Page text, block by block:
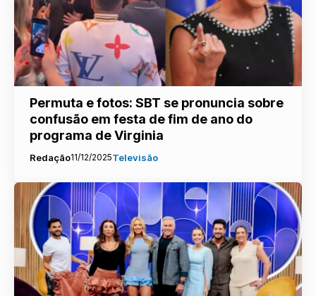
Permuta e fotos: SBT se pronuncia sobre
confusão em festa de fim de ano do
programa de Virginia
Redação11/12/2025Televisão